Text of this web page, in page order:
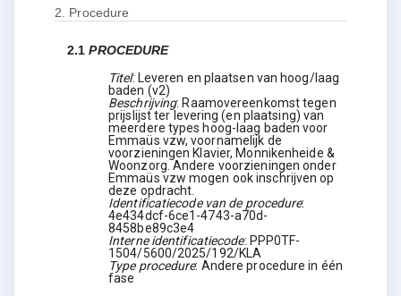
2. Procedure
2.1PROCEDURE
Titel: Leveren en plaatsen van hoog/laag
baden (v2)
Beschrijving:Raamovereenkomst tegen
prijslijst ter levering (en plaatsing) van
meerdere types hoog-laag baden voor
Emmaüs vzw, voornamelijk de
voorzieningen Klavier, Monnikenheide &
Woonzorg. Andere voorzieningen onder
Emmaüs vzw mogen ook inschrijven op
deze opdracht.
Identificatiecode van de procedure:
4e434dcf-6ce1-4743-a70d-
8458be89c3e4
Interne identificatiecode: PPP0TF-
1504/5600/2025/192/KLA
Type procedure: Andere procedure in één
fase